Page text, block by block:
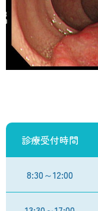
診療受付時間
8:30～12:00